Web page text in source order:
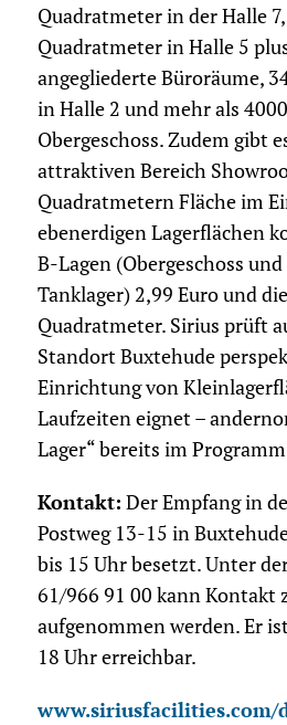
Quadratmeter in der Halle
Quadratmeter in Halle 5
angegliederte Büroräume,
in Halle 2 und mehr als
Obergeschoss. Zudem gibt
attraktiven Bereich
Quadratmetern Fläche im
ebenerdigen Lagerflächen
B-Lagen (Obergeschoss
Tanklager) 2,99 Euro und
Quadratmeter. Sirius prüft
Standort Buxtehude
Einrichtung von
Laufzeiten eignet –
Lager“ bereits im
Kontakt: Der Empfang in
Postweg 13-15 in
bis 15 Uhr besetzt. Unter
61/966 91 00 kann Kontakt
aufgenommen werden. Er
18 Uhr erreichbar.
www.siriusfacilities.com/